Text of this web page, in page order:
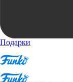
Подарки